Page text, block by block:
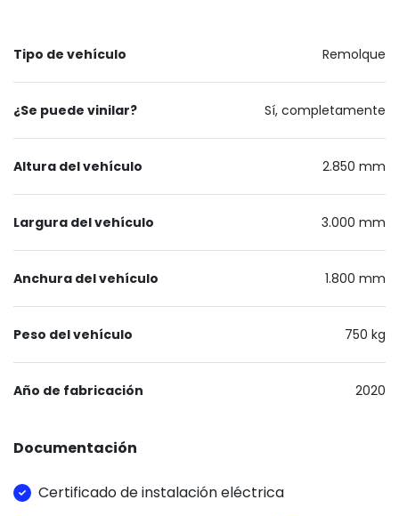
Tipo de vehículo Remolque
¿Se puede vinilar? Sí, completamente
Altura del vehículo 2.850 mm
Largura del vehículo 3.000 mm
Anchura del vehículo 1.800 mm
Peso del vehículo 750 kg
Año de fabricación 2020
Documentación
Certificado de instalación eléctrica